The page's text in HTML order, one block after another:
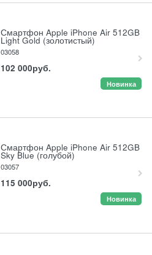
Смартфон Apple iPhone Air 512GB
Light Gold (золотистый)
03058
102 000руб.
Новинка
Смартфон Apple iPhone Air 512GB
Sky Blue (голубой)
03057
115 000руб.
Новинка